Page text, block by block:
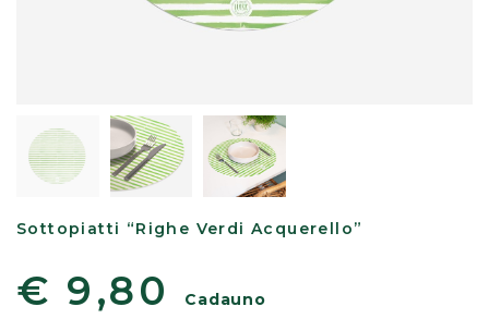
Sottopiatti “Righe Verdi Acquerello”
€ 9,80 Cadauno